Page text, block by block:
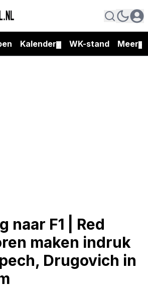
Kalender WK-stand Meer
naar F1 | Red
maken indruk
Drugovich in